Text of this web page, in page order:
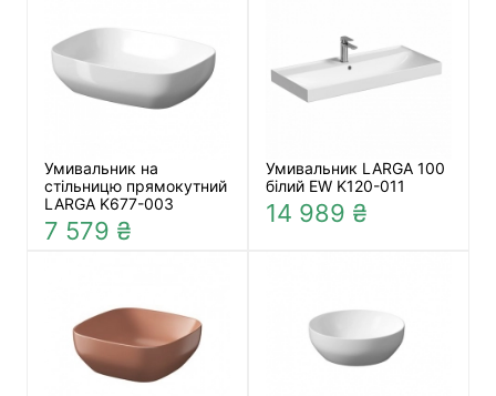
Умивальник на
стільницю прямокутний
LARGA K677-003
7 579 ₴
Умивальник LARGA 100
білий EW K120-011
14 989 ₴